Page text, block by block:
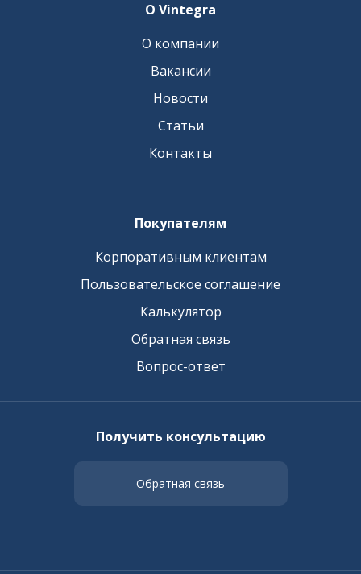
О Vintegra
О компании
Вакансии
Новости
Статьи
Контакты
Покупателям
Корпоративным клиентам
Пользовательское соглашение
Калькулятор
Обратная связь
Вопрос-ответ
Получить консультацию
Обратная связь